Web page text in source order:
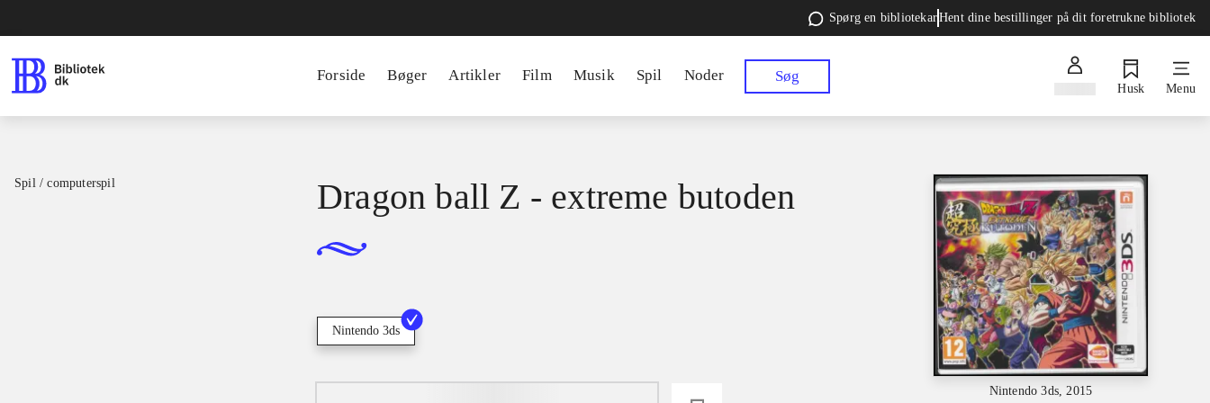
Spørg en bibliotekarHent dine bestillinger på dit foretrukne bibliotek
Forside Bøger Artikler Film Musik Spil Noder Søg
Husk Menu
Spil / computerspil
Nintendo 3ds, 2015
Dragon ball Z - extreme butoden
Nintendo 3ds